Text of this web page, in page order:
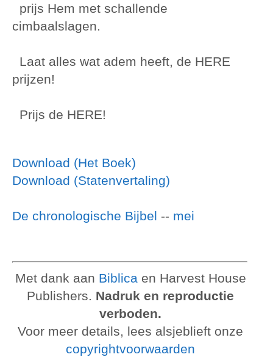
prijs Hem met schallende
cimbaalslagen.
Laat alles wat adem heeft, de HERE
prijzen!
Prijs de HERE!
Download (Het Boek)
Download (Statenvertaling)
De chronologische Bijbel -- mei
Met dank aan Biblicaen Harvest House
Publishers. Nadruk en reproductie
verboden.
Voor meer details, lees alsjeblieft onze
copyrightvoorwaarden